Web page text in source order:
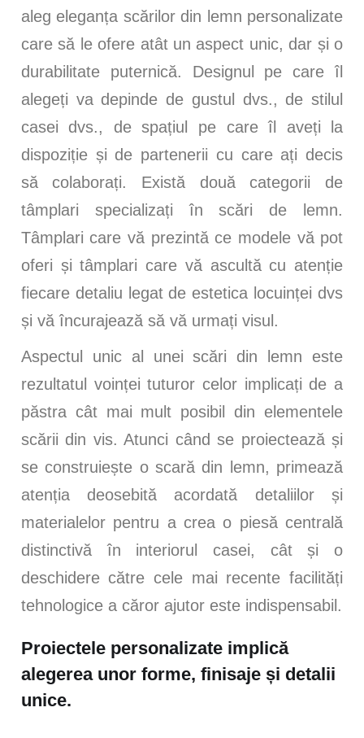
aleg eleganța scărilor din lemn personalizate
care să le ofere atât un aspect unic, dar și o
durabilitate puternică. Designul pe care îl
alegeți va depinde de gustul dvs., de stilul
casei dvs., de spațiul pe care îl aveți la
dispoziție și de partenerii cu care ați decis
să colaborați. Există două categorii de
tâmplari specializați în scări de lemn.
Tâmplari care vă prezintă ce modele vă pot
oferi și tâmplari care vă ascultă cu atenție
fiecare detaliu legat de estetica locuinței dvs
și vă încurajează să vă urmați visul.
Aspectul unic al unei scări din lemn este
rezultatul voinței tuturor celor implicați de a
păstra cât mai mult posibil din elementele
scării din vis. Atunci când se proiectează și
se construiește o scară din lemn, primează
atenția deosebită acordată detaliilor și
materialelor pentru a crea o piesă centrală
distinctivă în interiorul casei, cât și o
deschidere către cele mai recente facilități
tehnologice a căror ajutor este indispensabil.
Proiectele personalizate implică
alegerea unor forme, finisaje și detalii
unice.